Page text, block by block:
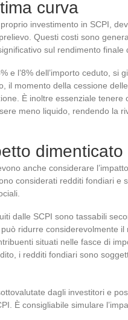
curva
investimento in SCPI,
Questi costi sono
sul rendimento finale
e l’8% dell’importo ceduto, si
il momento della cessione
È inoltre essenziale tenere
meno liquido, rendendo la
dimenticato
anche considerare
considerati redditi fondiari e
dalle SCPI sono tassabili
ridurre considerevolmente
situati nelle fasce di
i redditi fondiari sono
dagli investitori e
È consigliabile simulare